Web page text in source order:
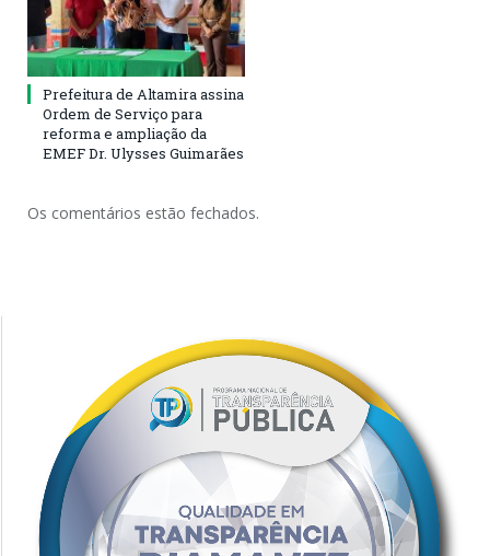
Prefeitura de Altamira assina
Ordem de Serviço para
reforma e ampliação da
EMEF Dr. Ulysses Guimarães
Os comentários estão fechados.